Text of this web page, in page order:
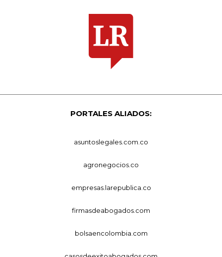
PORTALES ALIADOS:
asuntoslegales.com.co
agronegocios.co
empresas.larepublica.co
firmasdeabogados.com
bolsaencolombia.com